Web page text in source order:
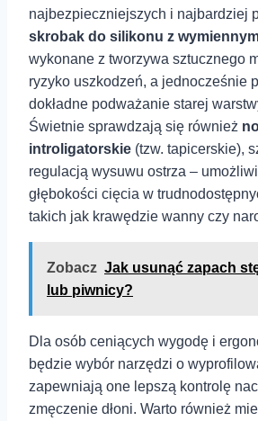
najbezpieczniejszych i najbardziej
skrobak do silikonu z
wykonane z tworzywa sztucznego
ryzyko ​uszkodzeń, ⁣a‍ jednocześnie
dokładne podważanie starej
Świetnie sprawdzają się również⁢
introligatorskie (tzw.⁤ tapicerskie),
⁤regulacją ⁤wysuwu ostrza –​
głębokości cięcia w
⁣takich jak ⁢krawędzie​ wanny ‍czy⁤
Zobacz Jak usunąć zapach
lub piwnicy?
Dla osób ceniących wygodę i
będzie wybór ⁣narzędzi o
zapewniają one lepszą kontrolę
zmęczenie ⁣dłoni. ⁣Warto również